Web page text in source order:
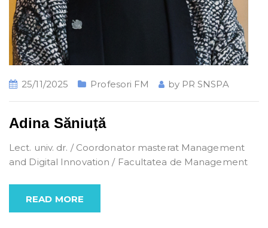
25/11/2025 Profesori FM by PR SNSPA
Adina Săniuță
Lect. univ. dr. / Coordonator masterat Management
and Digital Innovation / Facultatea de Management
READ MORE